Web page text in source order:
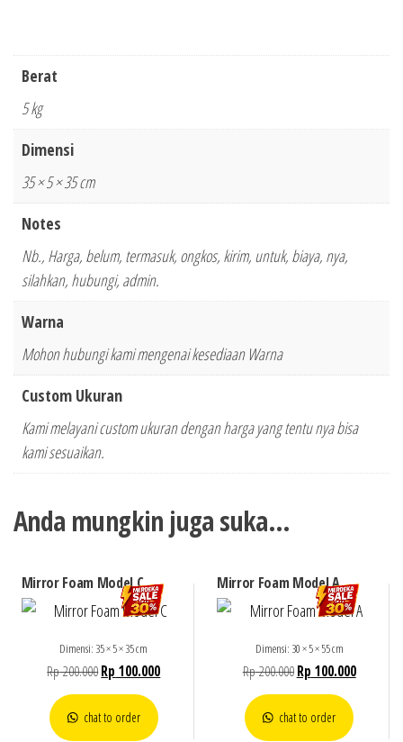
Berat
5 kg
Dimensi
35 × 5 × 35 cm
Notes
Nb., Harga, belum, termasuk, ongkos, kirim, untuk, biaya, nya,
silahkan, hubungi, admin.
Warna
Mohon hubungi kami mengenai kesediaan Warna
Custom Ukuran
Kami melayani custom ukuran dengan harga yang tentu nya bisa
kami sesuaikan.
Anda mungkin juga suka…
Mirror Foam Model C
Dimensi: 35 × 5 × 35 cm
Rp200.000Rp 100.000
chat to order
Mirror Foam Model A
Dimensi: 30 × 5 × 55 cm
Rp200.000 Rp 100.000
chat to order